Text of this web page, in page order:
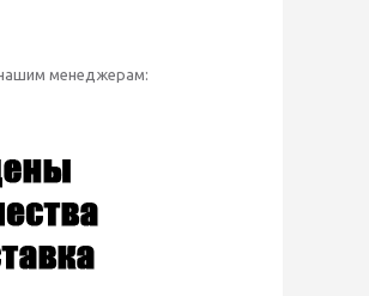
нашим менеджерам: